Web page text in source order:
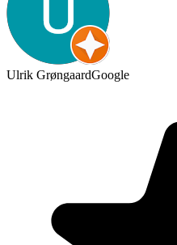
Ulrik GrøngaardGoogle